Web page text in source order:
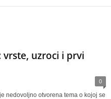
uzroci i prvi
0
nedovoljno otvorena tema o kojoj se